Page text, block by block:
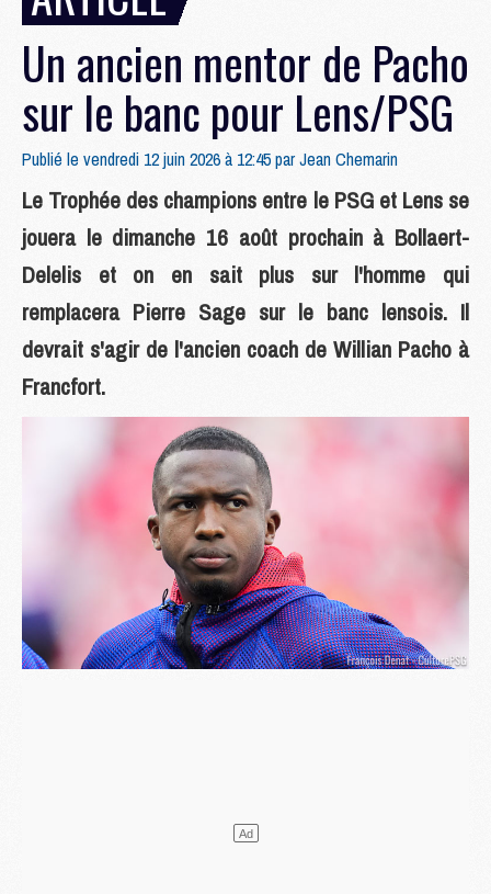
Un ancien mentor de Pacho
sur le banc pour Lens/PSG
Publié le vendredi 12 juin 2026 à 12:45 parJean Chemarin
Le Trophée des champions entre le PSG et Lens se
jouera le dimanche 16 août prochain à Bollaert-
Delelis et on en sait plus sur l'homme qui
remplacera Pierre Sage sur le banc lensois. Il
devrait s'agir de l'ancien coach de Willian Pacho à
Francfort.